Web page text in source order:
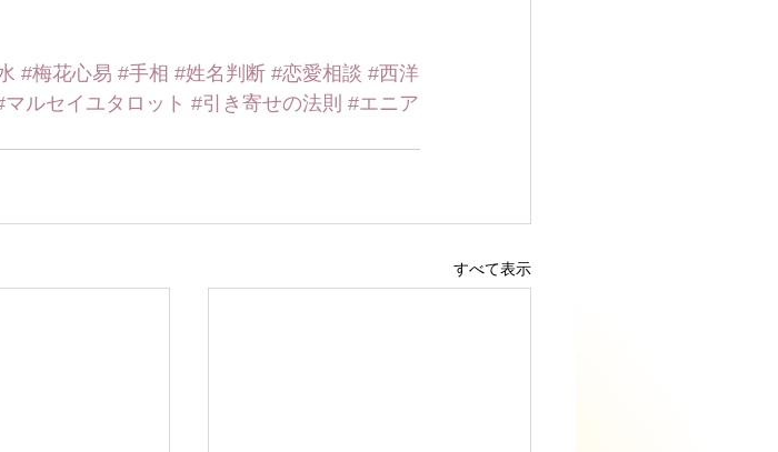
#梅花心易 #手相 #姓名判断 #恋愛相談 #西洋
マルセイユタロット #引き寄せの法則 #エニア
すべて表示